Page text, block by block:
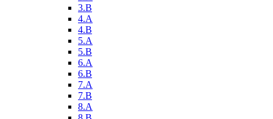
3.B
4.A
4.B
5.A
5.B
6.A
6.B
7.A
7.B
8.A